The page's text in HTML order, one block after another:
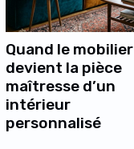
Quand le mobilier
devient la pièce
maîtresse d’un
intérieur
personnalisé